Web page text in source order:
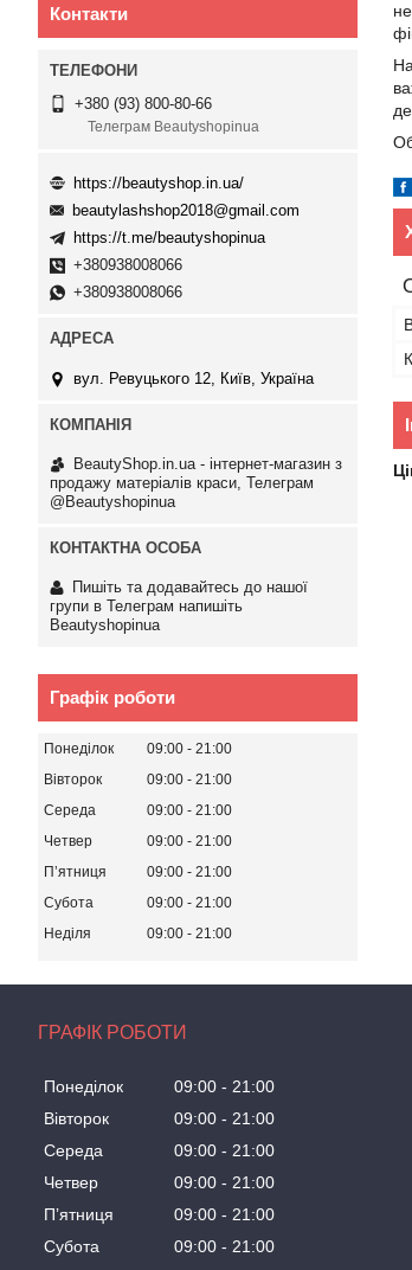
Контакти
+380 (93) 800-80-66
Телеграм Beautyshopinua
https://beautyshop.in.ua/
beautylashshop2018@gmail.com
https://t.me/beautyshopinua
+380938008066
+380938008066
вул. Ревуцького 12, Київ, Україна
BeautyShop.in.ua - інтернет-магазин з
продажу матеріалів краси, Телеграм
@Beautyshopinua
Пишіть та додавайтесь до нашої
групи в Телеграм напишіть
Beautyshopinua
Графік роботи
Понеділок 09:00
21:00
Вівторок
09:00
21:00
Середа
09:00
21:00
Четвер
09:00
21:00
Пʼятниця
09:00
21:00
Субота
09:00
21:00
Неділя
09:00 21:00
ГРАФІК РОБОТИ
Понеділок 09:00
21:00
Вівторок
09:00
21:00
Середа
09:00
21:00
Четвер
09:00
21:00
Пʼятниця
09:00
21:00
Субота
09:00
21:00